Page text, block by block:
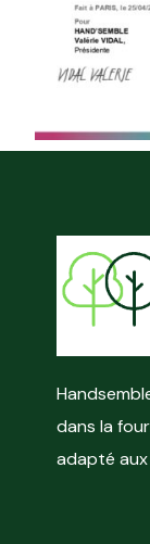
dans la
adapté